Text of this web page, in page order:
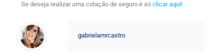
Se deseja realizar uma cotação de seguro é só clicar aqui!
gabrielamrcastro